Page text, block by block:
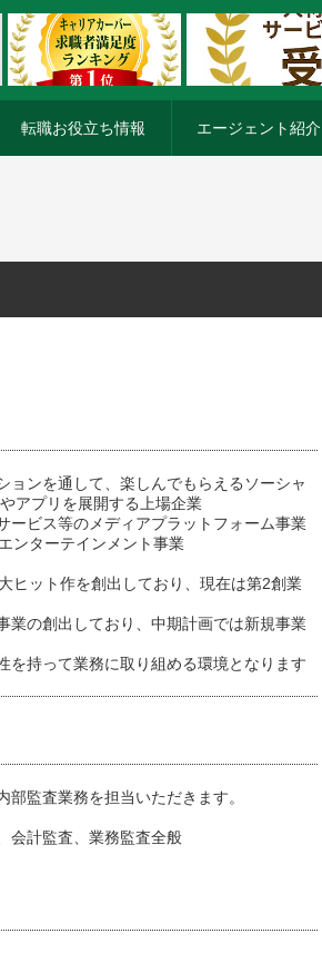
転職お役立ち情報 エージェント紹介
ョンを通して、楽しんでもらえるソーシャ
アプリを展開する上場企業
ービス等のメディアプラットフォーム事業
ンターテインメント事業
ヒット作を創出しており、現在は第2創業
業の創出しており、中期計画では新規事業
を持って業務に取り組める環境となります
監査業務を担当いただきます。
会計監査、業務監査全般